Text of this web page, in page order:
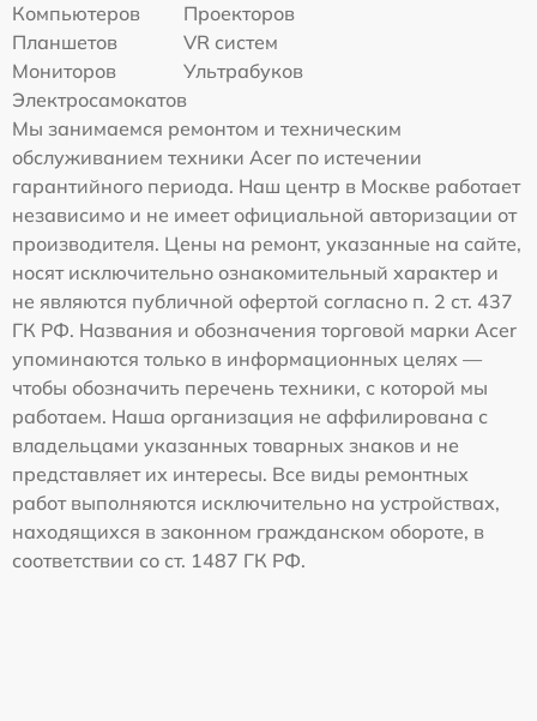
Компьютеров
Проекторов
Планшетов
VR систем
Мониторов
Ультрабуков
Электросамокатов
Мы занимаемся ремонтом и техническим
обслуживанием техники Acer по истечении
гарантийного периода. Наш центр в Москве работает
независимо и не имеет официальной авторизации от
производителя. Цены на ремонт, указанные на сайте,
носят исключительно ознакомительный характер и
не являются публичной офертой согласно п. 2 ст. 437
ГК РФ. Названия и обозначения торговой марки Acer
упоминаются только в информационных целях —
чтобы обозначить перечень техники, с которой мы
работаем. Наша организация не аффилирована с
владельцами указанных товарных знаков и не
представляет их интересы. Все виды ремонтных
работ выполняются исключительно на устройствах,
находящихся в законном гражданском обороте, в
соответствии со ст. 1487 ГК РФ.